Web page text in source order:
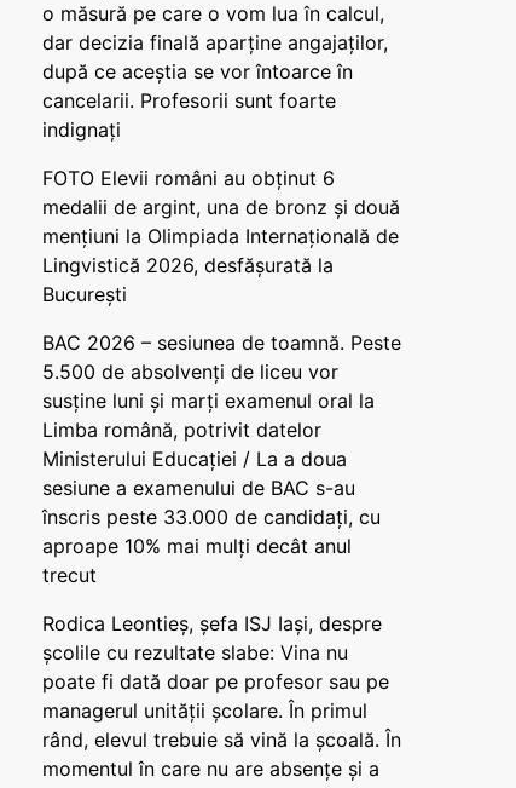
o măsură pe care o vom lua în calcul,
dar decizia finală aparține angajaților,
după ce aceștia se vor întoarce în
cancelarii. Profesorii sunt foarte
indignați
FOTO Elevii români au obținut 6
medalii de argint, una de bronz și două
mențiuni la Olimpiada Internațională de
Lingvistică 2026, desfășurată la
București
BAC 2026 – sesiunea de toamnă. Peste
5.500 de absolvenți de liceu vor
susține luni și marți examenul oral la
Limba română, potrivit datelor
Ministerului Educației / La a doua
sesiune a examenului de BAC s-au
înscris peste 33.000 de candidați, cu
aproape 10% mai mulți decât anul
trecut
Rodica Leontieș, șefa ISJ Iași, despre
școlile cu rezultate slabe: Vina nu
poate fi dată doar pe profesor sau pe
managerul unității școlare. În primul
rând, elevul trebuie să vină la școală. În
momentul în care nu are absențe și a